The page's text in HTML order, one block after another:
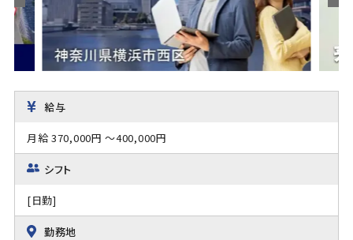
給与
月給 370,000円 ～400,000円
シフト
[日勤]
勤務地